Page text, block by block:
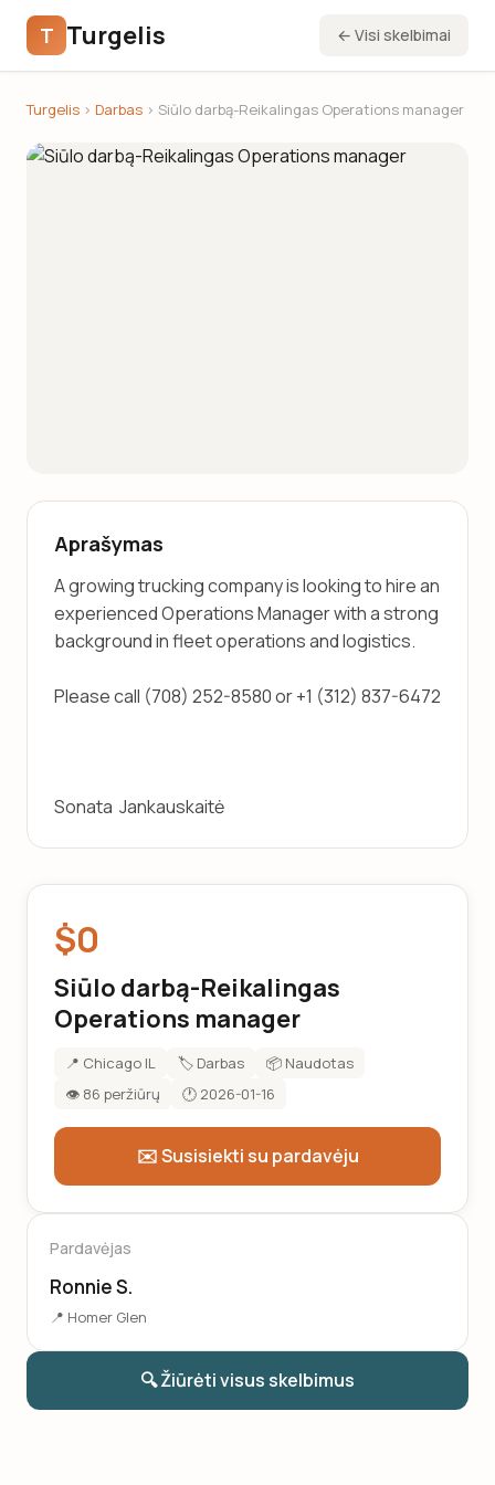
T Turgelis ← Visi skelbimai
Turgelis › Darbas › Siūlo darbą-Reikalingas Operations manager
Aprašymas
A growing trucking company is looking to hire an
experienced Operations Manager with a strong
background in fleet operations and logistics.
Please call (708) 252-8580 or +1 (312) 837-6472
Sonata  Jankauskaitė
$0
Siūlo darbą-Reikalingas
Operations manager
📍 Chicago IL 🏷️ Darbas
📦 Naudotas
👁️ 86 peržiūrų
🕐 2026-01-16
✉️ Susisiekti su pardavėju
Pardavėjas
Ronnie S.
📍 Homer Glen
🔍 Žiūrėti visus skelbimus